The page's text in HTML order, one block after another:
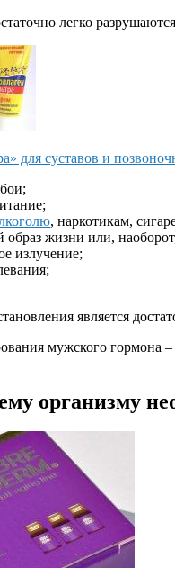
легко
для суставов и
, наркотикам,
жизни или,
излучение;
является
мужского гормона
организму